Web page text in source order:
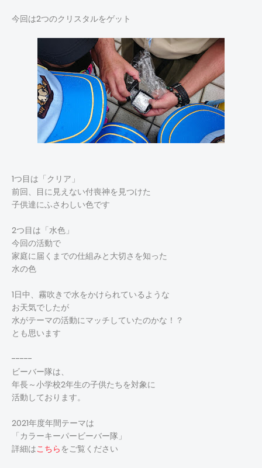
今回は2つのクリスタルをゲット
1つ目は「クリア」
前回、目に見えない付喪神を見つけた
子供達にふさわしい色です
2つ目は「水色」
今回の活動で
家庭に届くまでの仕組みと大切さを知った
水の色
1日中、霧吹きで水をかけられているような
お天気でしたが
水がテーマの活動にマッチしていたのかな！？
とも思います
-----
ビーバー隊は、
年長～小学校2年生の子供たちを対象に
活動しております。
2021年度年間テーマは
「カラーキーパービーバー隊」
詳細はこちら をご覧ください